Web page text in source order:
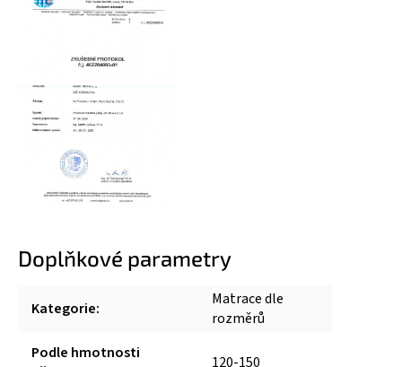
Doplňkové parametry
Kategorie:
Matrace dle
rozměrů
Podle hmotnosti
120-150